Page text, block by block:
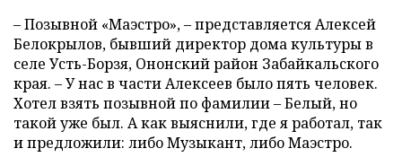
– Позывной «Маэстро», – представляется Алексей
Белокрылов, бывший директор дома культуры в
селе Усть-Борзя, Ононский район Забайкальского
края. – У нас в части Алексеев было пять человек.
Хотел взять позывной по фамилии – Белый, но
такой уже был. А как выяснили, где я работал, так
и предложили: либо Музыкант, либо Маэстро.